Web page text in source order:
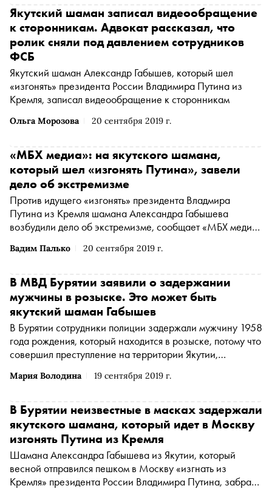
Ольга Морозова 20 сентября 2019 г.
Якутский шаман записал видеообращение
к сторонникам. Адвокат рассказал, что
ролик сняли под давлением сотрудников
ФСБ
Якутский шаман Александр Габышев, который шел
«изгонять» президента России Владимира Путина из
Кремля, записал видеообращение к сторонникам
Вадим Палько 20 сентября 2019 г.
«МБХ медиа»: на якутского шамана,
который шел «изгонять Путина», завели
дело об экстремизме
Против идущего «изгонять» президента Владмира
Путина из Кремля шамана Александра Габышева
возбудили дело об экстремизме, сообщает «МБХ медиа»
Мария Володина 19 сентября 2019 г.
В МВД Бурятии заявили о задержании
мужчины в розыске. Это может быть
якутский шаман Габышев
В Бурятии сотрудники полиции задержали мужчину 1958
года рождения, который находится в розыске, потому что
совершил преступление на территории Якутии,
В Бурятии неизвестные в масках задержали
якутского шамана, который идет в Москву
изгонять Путина из Кремля
Шамана Александра Габышева из Якутии, который
весной отправился пешком в Москву «изгнать из
Кремля» президента России Владимира Путина, забрали